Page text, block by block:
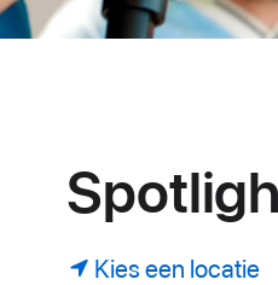
Kies een locatie